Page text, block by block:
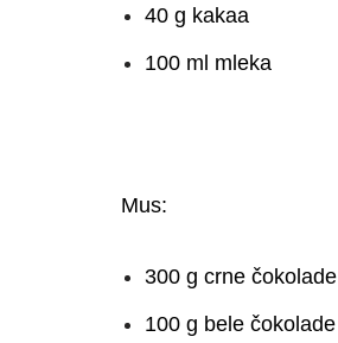
40 g kakaa
100 ml mleka
Mus:
300 g crne čokolade
100 g bele čokolade